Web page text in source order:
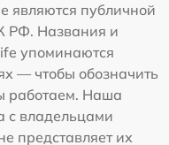
являются публичной
РФ. Названия и
упоминаются
— чтобы обозначить
работаем. Наша
с владельцами
представляет их